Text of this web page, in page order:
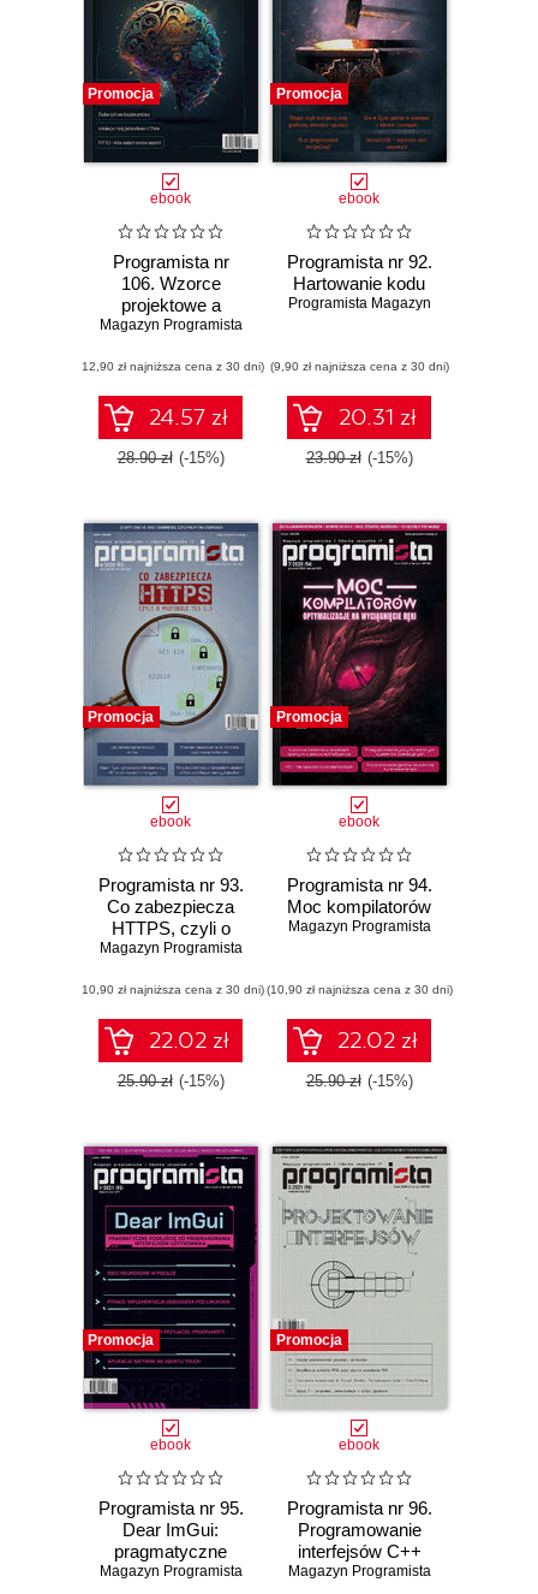
Promocja
ebook
Programista nr
106. Wzorce
projektowe a
praktyka
Magazyn Programista
(12,90 zł najniższa cena z 30 dni)
24.57 zł
28.90 zł (-15%)
Promocja
ebook
Programista nr 92.
Hartowanie kodu
Programista Magazyn
(9,90 zł najniższa cena z 30 dni)
20.31 zł
23.90 zł (-15%)
Promocja
ebook
Programista nr 93.
Co zabezpiecza
HTTPS, czyli o
protokole TLS 1.3
Magazyn Programista
(10,90 zł najniższa cena z 30 dni)
22.02 zł
25.90 zł (-15%)
Promocja
ebook
Programista nr 94.
Moc kompilatorów
Magazyn Programista
(10,90 zł najniższa cena z 30 dni)
22.02 zł
25.90 zł (-15%)
Promocja
ebook
Programista nr 95.
Dear ImGui:
pragmatyczne
podejście do
Magazyn Programista
Promocja
ebook
Programista nr 96.
Programowanie
interfejsów C++
Magazyn Programista